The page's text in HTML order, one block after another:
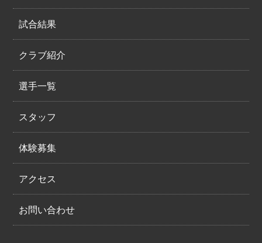
試合結果
クラブ紹介
選手一覧
スタッフ
体験募集
アクセス
お問い合わせ